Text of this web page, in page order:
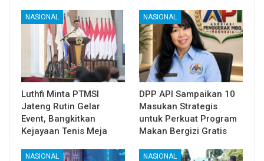
NASIONAL
Luthfi Minta PTMSI
Jateng Rutin Gelar
Event, Bangkitkan
Kejayaan Tenis Meja
NASIONAL
DPP API Sampaikan 10
Masukan Strategis
untuk Perkuat Program
Makan Bergizi Gratis
NASIONAL NASIONAL